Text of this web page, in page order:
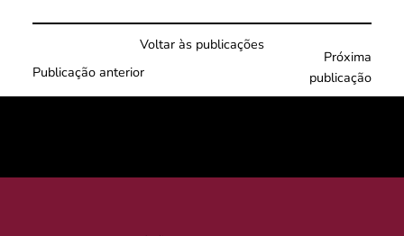
Voltar às publicações
Publicação anterior
Próxima
publicação